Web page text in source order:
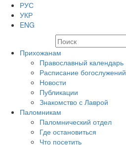
РУС
УКР
ENG
Прихожанам
Православный календарь
Расписание богослужений
Новости
Публикации
Знакомство с Лаврой
Паломникам
Паломнический отдел
Где остановиться
Что посетить